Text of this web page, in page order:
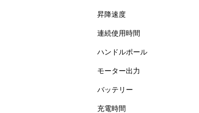
昇降速度
連続使用時間
ハンドルポール
モーター出力
バッテリー
充電時間